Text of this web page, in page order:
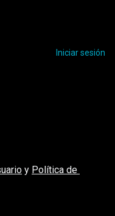
Iniciar sesión
y Política de